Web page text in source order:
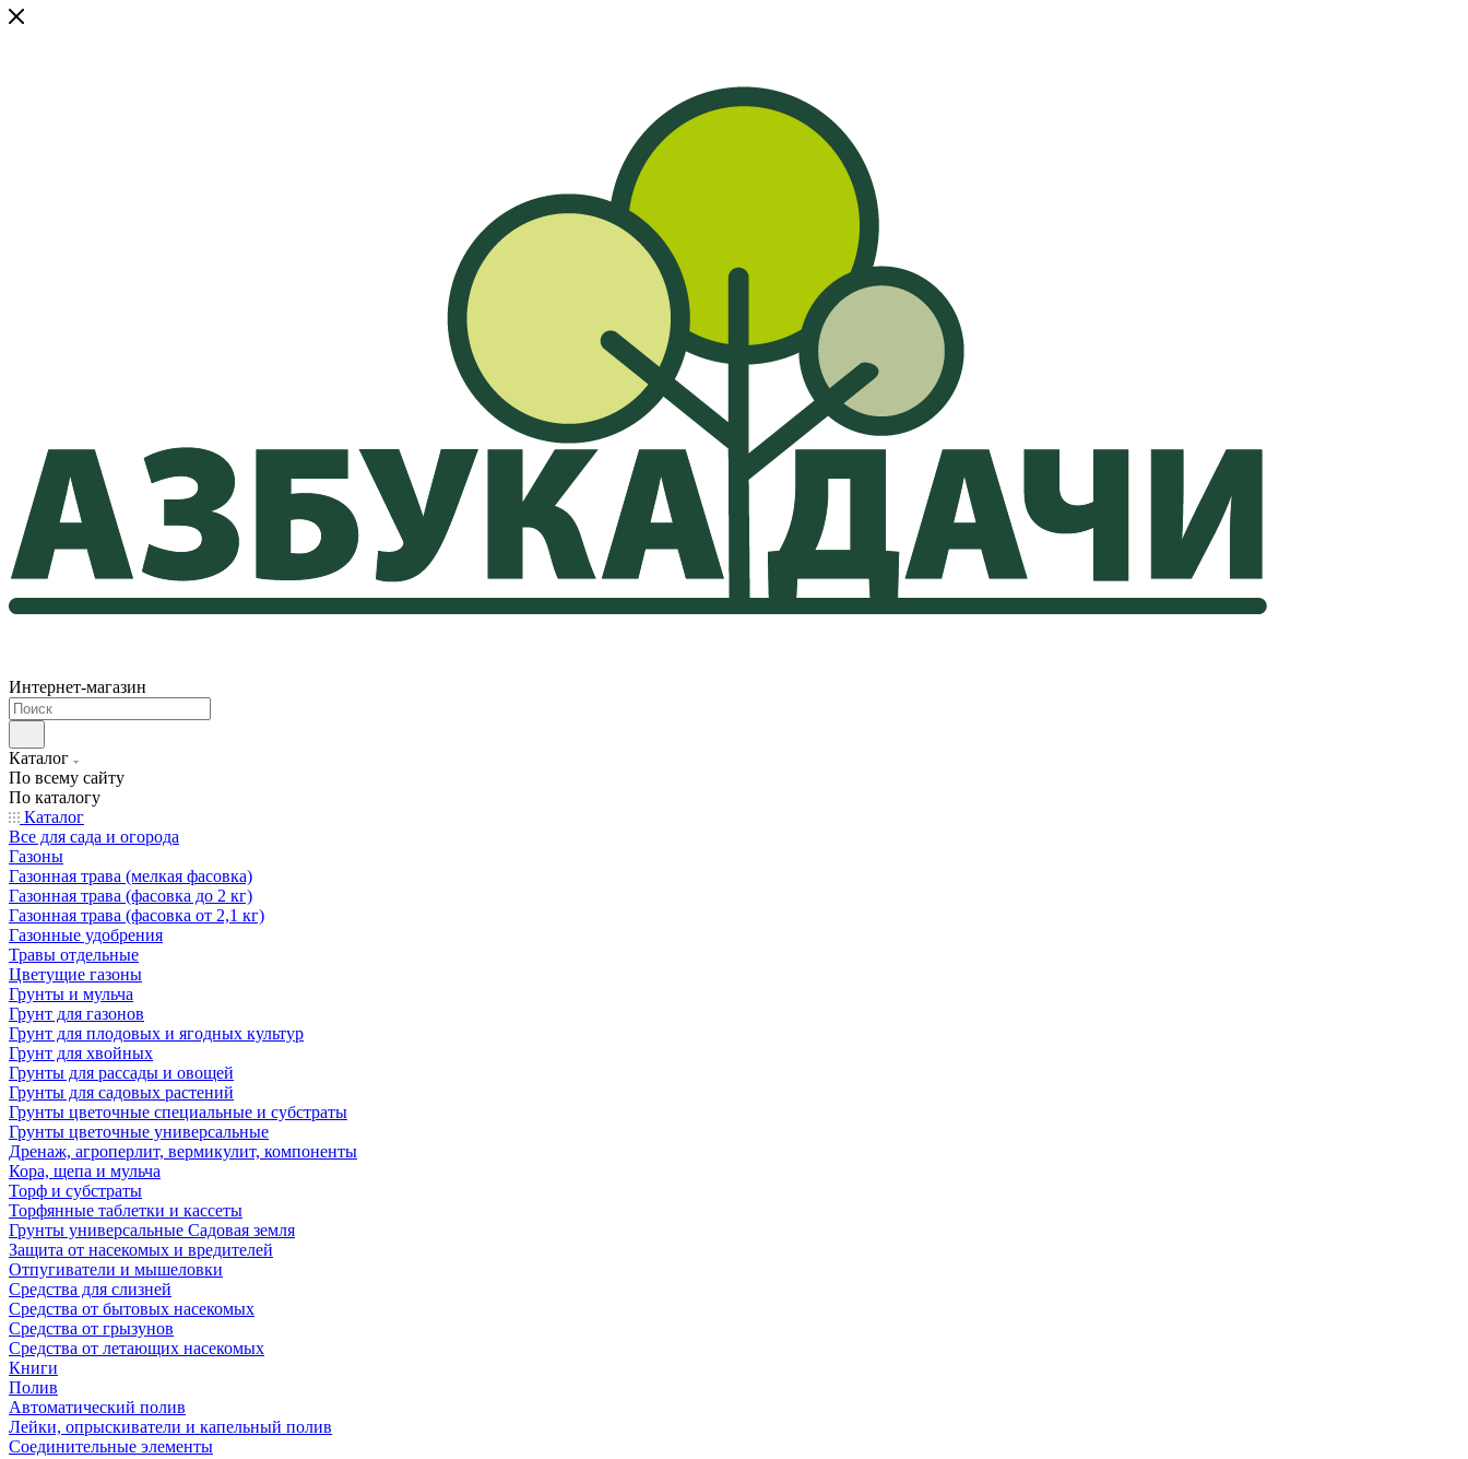
Интернет-магазин
Каталог
По всему сайту
По каталогу
Каталог
Все для сада и огорода
Газоны
Газонная трава (мелкая фасовка)
Газонная трава (фасовка до 2 кг)
Газонная трава (фасовка от 2,1 кг)
Газонные удобрения
Травы отдельные
Цветущие газоны
Грунты и мульча
Грунт для газонов
Грунт для плодовых и ягодных культур
Грунт для хвойных
Грунты для рассады и овощей
Грунты для садовых растений
Грунты цветочные специальные и субстраты
Грунты цветочные универсальные
Дренаж, агроперлит, вермикулит, компоненты
Кора, щепа и мульча
Торф и субстраты
Торфянные таблетки и кассеты
Грунты универсальные Садовая земля
Защита от насекомых и вредителей
Отпугиватели и мышеловки
Средства для слизней
Средства от бытовых насекомых
Средства от грызунов
Средства от летающих насекомых
Книги
Полив
Автоматический полив
Лейки, опрыскиватели и капельный полив
Соединительные элементы